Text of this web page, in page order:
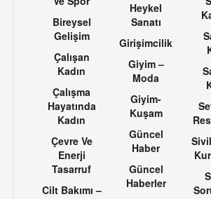
Bireysel
Gelişim
Çalışan
Kadın
Çalışma
Hayatında
Kadın
Çevre Ve
Enerji
Tasarruf
Cilt Bakımı –
Heykel
Sanatı
Girişimcilik
Giyim –
Moda
Giyim-
Kuşam
Güncel
Haber
Güncel
Haberler